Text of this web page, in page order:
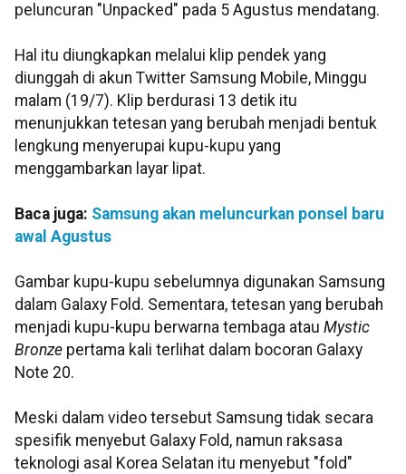
peluncuran "Unpacked" pada 5 Agustus mendatang.
Hal itu diungkapkan melalui klip pendek yang
diunggah di akun Twitter Samsung Mobile, Minggu
malam (19/7). Klip berdurasi 13 detik itu
menunjukkan tetesan yang berubah menjadi bentuk
lengkung menyerupai kupu-kupu yang
menggambarkan layar lipat.
Baca juga: Samsung akan meluncurkan ponsel baru
awal Agustus
Gambar kupu-kupu sebelumnya digunakan Samsung
dalam Galaxy Fold. Sementara, tetesan yang berubah
menjadi kupu-kupu berwarna tembaga atau Mystic
Bronze pertama kali terlihat dalam bocoran Galaxy
Note 20.
Meski dalam video tersebut Samsung tidak secara
spesifik menyebut Galaxy Fold, namun raksasa
teknologi asal Korea Selatan itu menyebut "fold"